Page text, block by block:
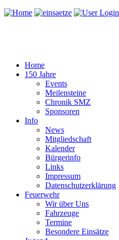
Home
150 Jahre
Events
Meilensteine
Chronik SMZ
Sponsoren
Info
News
Mitgliedschaft
Kalender
Bürgerinfo
Links
Impressum
Datenschutzerklärung
Feuerwehr
Wir über Uns
Fahrzeuge
Termine
Besondere Einsätze